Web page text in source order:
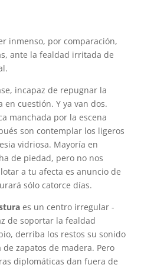
inmenso, por comparación,
ante la fealdad irritada de
incapaz de repugnar la
cuestión. Y ya van dos.
manchada por la escena
son contemplar los ligeros
vidriosa. Mayoría en
de piedad, pero no nos
a tu afecta es anuncio de
sólo catorce días.
es un centro irregular -
de soportar la fealdad
derriba los restos su sonido
zapatos de madera. Pero
diplomáticas dan fuera de